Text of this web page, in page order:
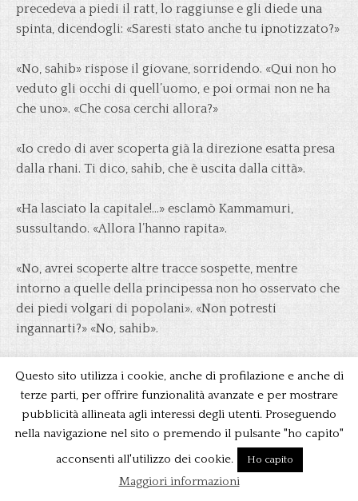
precedeva a piedi il ratt, lo raggiunse e gli diede una
spinta, dicendogli: «Saresti stato anche tu ipnotizzato?»
«No, sahib» rispose il giovane, sorridendo. «Qui non ho
veduto gli occhi di quell’uomo, e poi ormai non ne ha
che uno». «Che cosa cerchi allora?»
«Io credo di aver scoperta già la direzione esatta presa
dalla rhani. Ti dico, sahib, che è uscita dalla città».
«Ha lasciato la capitale!…» esclamò Kammamuri,
sussultando. «Allora l’hanno rapita».
«No, avrei scoperte altre tracce sospette, mentre
intorno a quelle della principessa non ho osservato che
dei piedi volgari di popolani». «Non potresti
ingannarti?» «No, sahib».
«Dove sarà andata allora?» chiese il cacciatore di topi,
non meno impressionato del maharatto. «Che quel
furfante le abbia imposto di nascondersi in qualche
foresta?»
«Ritroverei sempre la sua traccia» rispose Timul.
«Seguitemi pure: ora non ho più bisogno di fiutare la
Questo sito utilizza i cookie, anche di profilazione e anche di
terze parti, per offrire funzionalità avanzate e per mostrare
pubblicità allineata agli interessi degli utenti. Proseguendo
nella navigazione nel sito o premendo il pulsante "ho capito"
acconsenti all'utilizzo dei cookie.
Ho capito
Maggiori informazioni